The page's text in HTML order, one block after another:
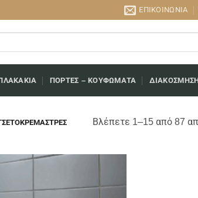
ΕΠΙΚΟΙΝΩΝΊΑ
ΠΌΡΤΕΣ – ΚΟΥΦΏΜΑΤΑ
Βλέπετε 1–15 από 87